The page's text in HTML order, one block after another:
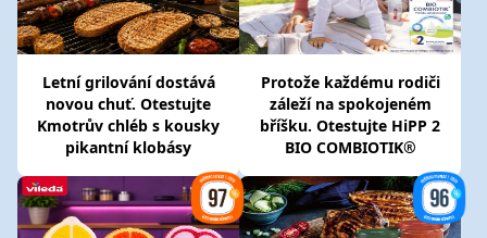
Letní grilování dostává
novou chuť. Otestujte
Kmotrův chléb s kousky
pikantní klobásy
Protože každému rodiči
záleží na spokojeném
bříšku. Otestujte HiPP 2
BIO COMBIOTIK®